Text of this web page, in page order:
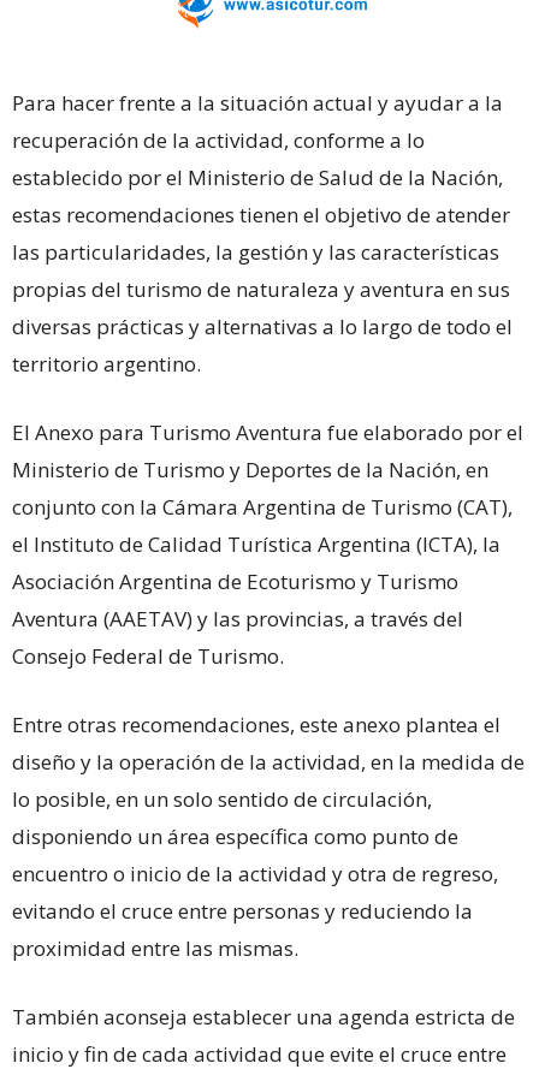
Para hacer frente a la situación actual y ayudar a la
recuperación de la actividad, conforme a lo
establecido por el Ministerio de Salud de la Nación,
estas recomendaciones tienen el objetivo de atender
las particularidades, la gestión y las características
propias del turismo de naturaleza y aventura en sus
diversas prácticas y alternativas a lo largo de todo el
territorio argentino.
El Anexo para Turismo Aventura fue elaborado por el
Ministerio de Turismo y Deportes de la Nación, en
conjunto con la Cámara Argentina de Turismo (CAT),
el Instituto de Calidad Turística Argentina (ICTA), la
Asociación Argentina de Ecoturismo y Turismo
Aventura (AAETAV) y las provincias, a través del
Consejo Federal de Turismo.
Entre otras recomendaciones, este anexo plantea el
diseño y la operación de la actividad, en la medida de
lo posible, en un solo sentido de circulación,
disponiendo un área específica como punto de
encuentro o inicio de la actividad y otra de regreso,
evitando el cruce entre personas y reduciendo la
proximidad entre las mismas.
También aconseja establecer una agenda estricta de
inicio y fin de cada actividad que evite el cruce entre